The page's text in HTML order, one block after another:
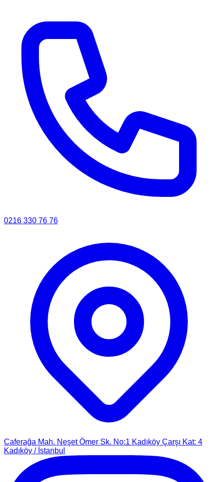
0216 330 76 76
Caferağa Mah. Neşet Ömer Sk. No:1 Kadıköy Çarşı Kat: 4
Kadıköy / İstanbul